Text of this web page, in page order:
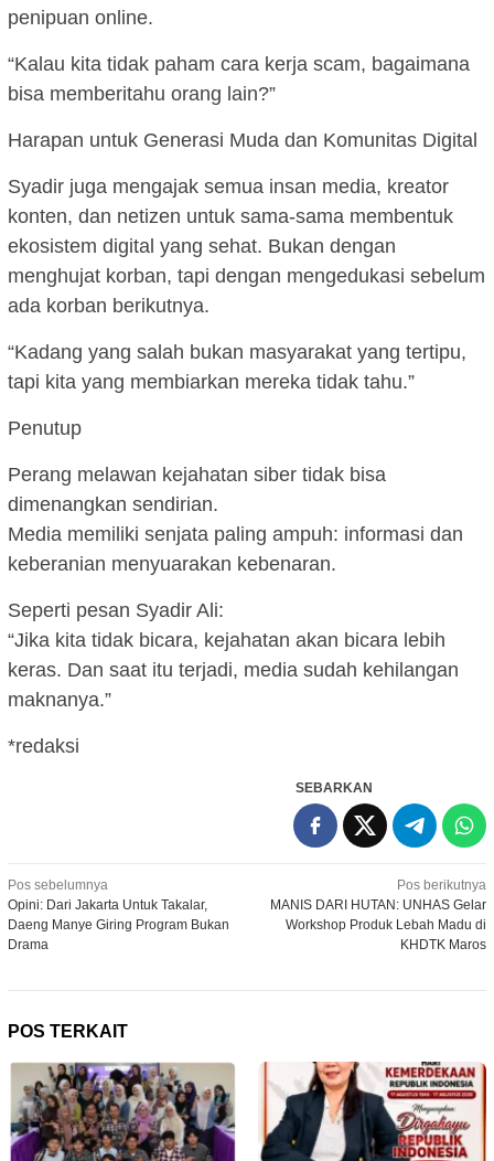
penipuan online.
“Kalau kita tidak paham cara kerja scam, bagaimana
bisa memberitahu orang lain?”
Harapan untuk Generasi Muda dan Komunitas Digital
Syadir juga mengajak semua insan media, kreator
konten, dan netizen untuk sama-sama membentuk
ekosistem digital yang sehat. Bukan dengan
menghujat korban, tapi dengan mengedukasi sebelum
ada korban berikutnya.
“Kadang yang salah bukan masyarakat yang tertipu,
tapi kita yang membiarkan mereka tidak tahu.”
Penutup
Perang melawan kejahatan siber tidak bisa
dimenangkan sendirian.
Media memiliki senjata paling ampuh: informasi dan
keberanian menyuarakan kebenaran.
Seperti pesan Syadir Ali:
“Jika kita tidak bicara, kejahatan akan bicara lebih
keras. Dan saat itu terjadi, media sudah kehilangan
maknanya.”
*redaksi
SEBARKAN
Navigasi
pos
Pos sebelumnya
Opini: Dari Jakarta Untuk Takalar,
Daeng Manye Giring Program Bukan
Drama
Pos berikutnya
MANIS DARI HUTAN: UNHAS Gelar
Workshop Produk Lebah Madu di
KHDTK Maros
POS TERKAIT